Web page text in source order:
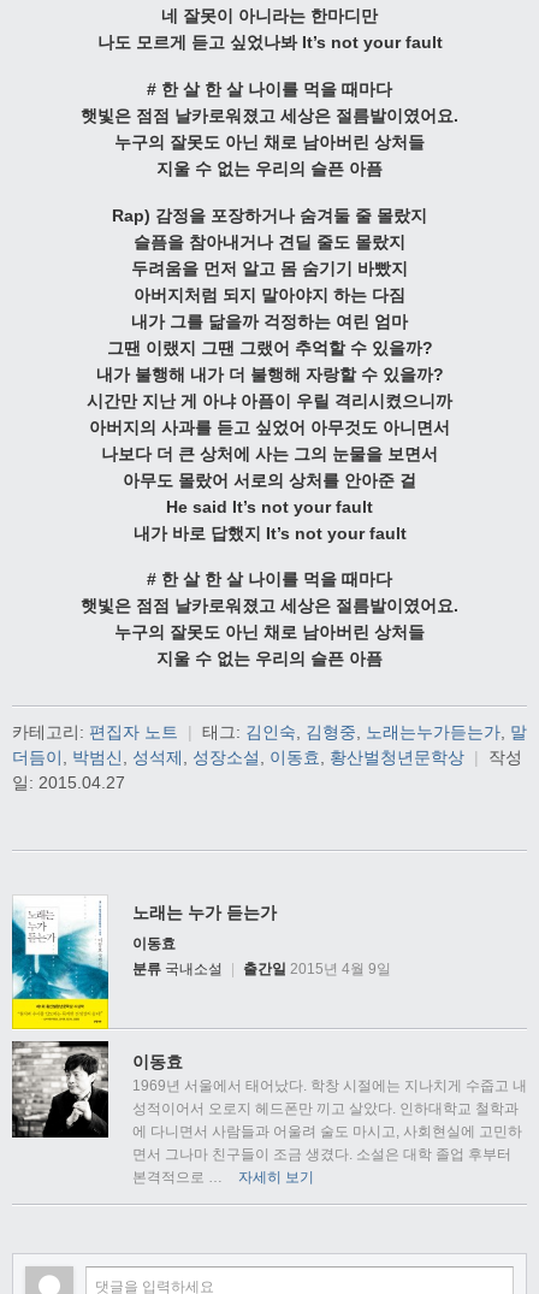
네 잘못이 아니라는 한마디만
나도 모르게 듣고 싶었나봐 It’s not your fault
# 한 살 한 살 나이를 먹을 때마다
햇빛은 점점 날카로워졌고 세상은 절름발이였어요.
누구의 잘못도 아닌 채로 남아버린 상처들
지울 수 없는 우리의 슬픈 아픔
Rap) 감정을 포장하거나 숨겨둘 줄 몰랐지
슬픔을 참아내거나 견딜 줄도 몰랐지
두려움을 먼저 알고 몸 숨기기 바빴지
아버지처럼 되지 말아야지 하는 다짐
내가 그를 닮을까 걱정하는 여린 엄마
그땐 이랬지 그땐 그랬어 추억할 수 있을까?
내가 불행해 내가 더 불행해 자랑할 수 있을까?
시간만 지난 게 아냐 아픔이 우릴 격리시켰으니까
아버지의 사과를 듣고 싶었어 아무것도 아니면서
나보다 더 큰 상처에 사는 그의 눈물을 보면서
아무도 몰랐어 서로의 상처를 안아준 걸
He said It’s not your fault
내가 바로 답했지 It’s not your fault
# 한 살 한 살 나이를 먹을 때마다
햇빛은 점점 날카로워졌고 세상은 절름발이였어요.
누구의 잘못도 아닌 채로 남아버린 상처들
지울 수 없는 우리의 슬픈 아픔
카테고리: 편집자 노트 | 태그: 김인숙, 김형중, 노래는누가듣는가, 말
더듬이, 박범신, 성석제, 성장소설, 이동효, 황산벌청년문학상 |
작성
일: 2015.04.27
노래는 누가 듣는가
이동효
분류 국내소설 출간일 2015년 4월 9일
이동효
1969년 서울에서 태어났다. 학창 시절에는 지나치게 수줍고 내
성적이어서 오로지 헤드폰만 끼고 살았다. 인하대학교 철학과
에 다니면서 사람들과 어울려 술도 마시고, 사회현실에 고민하
면서 그나마 친구들이 조금 생겼다. 소설은 대학 졸업 후부터
본격적으로
자세히 보기